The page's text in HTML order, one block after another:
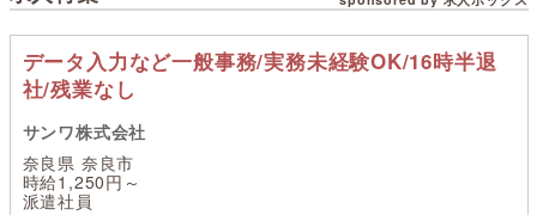
データ入力など一般事務/実務未経験OK/16時半退
社/残業なし
サンワ株式会社
奈良県 奈良市
時給1,250円～
派遣社員